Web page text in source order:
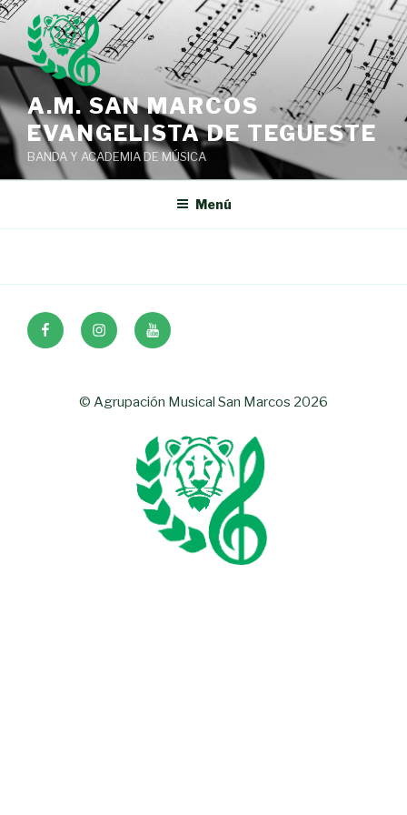
A.M. SAN MARCOS
EVANGELISTA DE TEGUESTE
BANDA Y ACADEMIA DE MÚSICA
Menú
© Agrupación Musical San Marcos 2026